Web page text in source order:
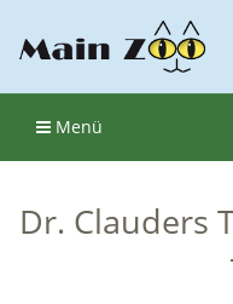
Menü
Dr. Clauders